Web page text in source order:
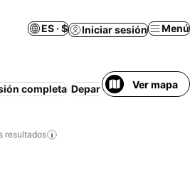
ES · $ Iniciar sesión Menú
completa Departamento equipado
Ver mapa
resultados